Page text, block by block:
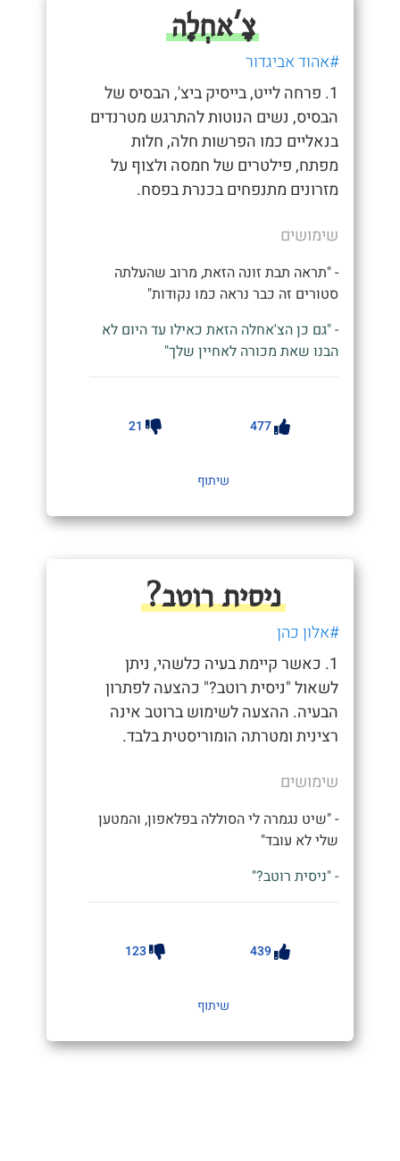
צָ'אחְלָה
#אהוד אביגדור
1. פרחה לייט, בייסיק ביצ', הבסיס של
הבסיס, נשים הנוטות להתרגש מטרנדים
בנאליים כמו הפרשות חלה, חלות
מפתח, פילטרים של חמסה ולצוף על
מזרונים מתנפחים בכנרת בפסח.
שימושים
- "תראה תבת זונה הזאת, מרוב שהעלתה
סטורים זה כבר נראה כמו נקודות"
- "גם כן הצ'אחלה הזאת כאילו עד היום לא
הבנו שאת מכורה לאחיין שלך"
477
21
שיתוף
ניסית רוטב?
#אלון כהן
1. כאשר קיימת בעיה כלשהי, ניתן
לשאול "ניסית רוטב?" כהצעה לפתרון
הבעיה. ההצעה לשימוש ברוטב אינה
רצינית ומטרתה הומוריסטית בלבד.
שימושים
- "שיט נגמרה לי הסוללה בפלאפון, והמטען
שלי לא עובד"
- "ניסית רוטב?"
439
123
שיתוף